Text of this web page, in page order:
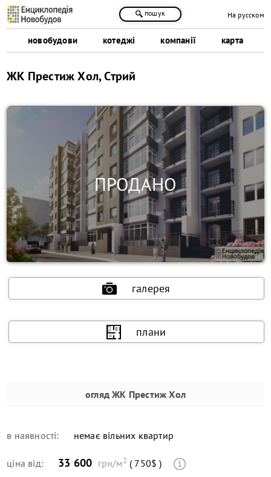
новобудови котеджі компанії карта
пошук На русском
ЖК Престиж Хол, Стрий
галерея
плани
огляд ЖК Престиж Хол
в наявності: немає вільних квартир
ціна від: 33 600 грн/м2 ( 750$ )